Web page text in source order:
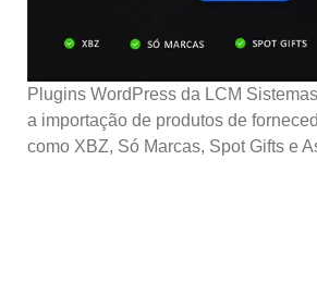
Plugins WordPress da LCM
a importação de produtos de
como XBZ, Só Marcas, Spot Gifts e